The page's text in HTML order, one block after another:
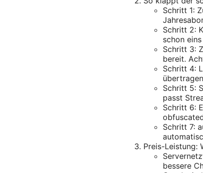
Schritt 1:
Schritt 2:
schon
Schritt 3:
bereit.
Schritt 4:
Schritt 5:
passt
Schritt 6:
Schritt 7:
Preis-Leistung:
bessere